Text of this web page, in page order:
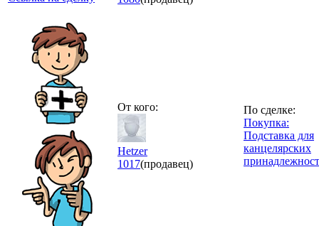
От кого:
Hetzer
1017(продавец)
По сделке:
Покупка:
Подставка для
канцелярских